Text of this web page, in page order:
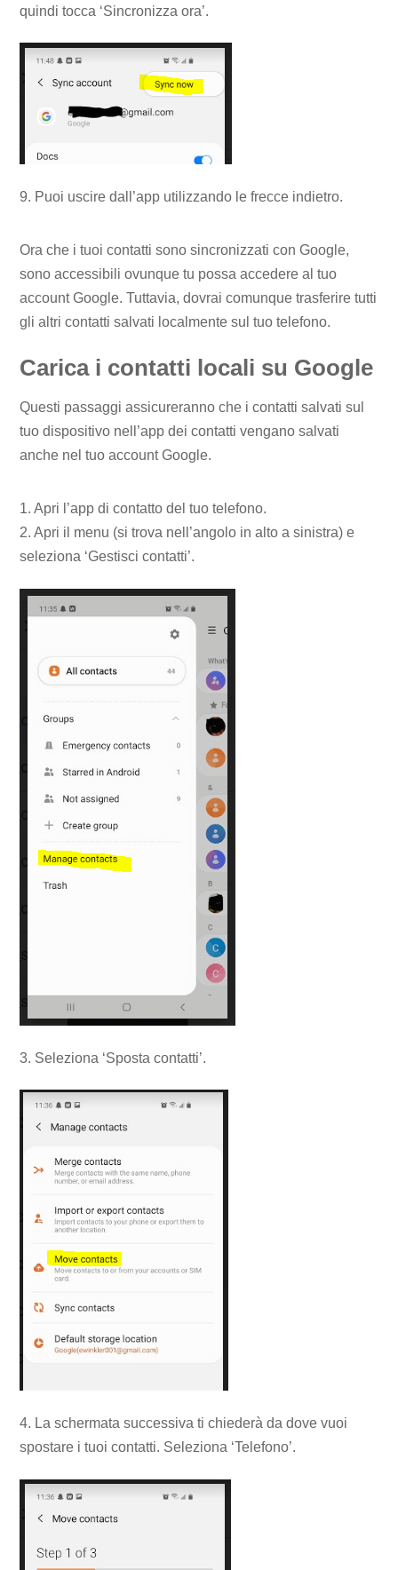
quindi tocca ‘Sincronizza ora’.
9. Puoi uscire dall’app utilizzando le frecce indietro.
Ora che i tuoi contatti sono sincronizzati con Google,
sono accessibili ovunque tu possa accedere al tuo
account Google. Tuttavia, dovrai comunque trasferire tutti
gli altri contatti salvati localmente sul tuo telefono.
Carica i contatti locali su Google
Questi passaggi assicureranno che i contatti salvati sul
tuo dispositivo nell’app dei contatti vengano salvati
anche nel tuo account Google.
1. Apri l’app di contatto del tuo telefono.
2. Apri il menu (si trova nell’angolo in alto a sinistra) e
seleziona ‘Gestisci contatti’.
3. Seleziona ‘Sposta contatti’.
4. La schermata successiva ti chiederà da dove vuoi
spostare i tuoi contatti. Seleziona ‘Telefono’.